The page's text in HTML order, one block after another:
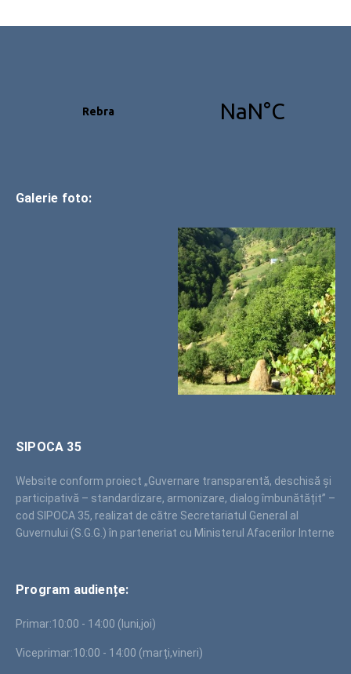
Galerie foto:
SIPOCA 35
Website conform proiect „Guvernare transparentă, deschisă și
participativă – standardizare, armonizare, dialog îmbunătățit” –
cod SIPOCA 35, realizat de către Secretariatul General al
Guvernului (S.G.G.) în parteneriat cu Ministerul Afacerilor Interne
Program audiențe:
Primar:10:00 - 14:00 (luni,joi)
Viceprimar:10:00 - 14:00 (marți,vineri)